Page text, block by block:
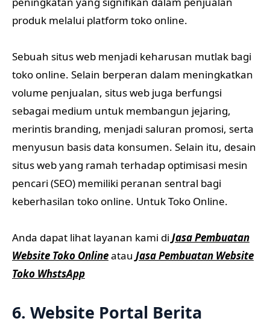
produk melalui platform toko online.
Sebuah situs web menjadi keharusan mutlak bagi
toko online. Selain berperan dalam meningkatkan
volume penjualan, situs web juga berfungsi
sebagai medium untuk membangun jejaring,
merintis branding, menjadi saluran promosi, serta
menyusun basis data konsumen. Selain itu, desain
situs web yang ramah terhadap optimisasi mesin
pencari (SEO) memiliki peranan sentral bagi
keberhasilan toko online. Untuk Toko Online.
Anda dapat lihat layanan kami di Jasa Pembuatan
Website Toko Onlineatau Jasa Pembuatan Website
Toko WhstsApp
6. Website Portal Berita